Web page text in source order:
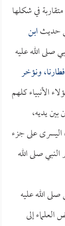
في شكلها
حديثابن
صلى الله عليه
ونؤخر
الأنبياء كلهم
بين يديه،
اليسرى على جزء
صلى الله
الله عليه
إلى